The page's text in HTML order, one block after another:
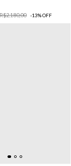
R$2.180,00 -13%OFF